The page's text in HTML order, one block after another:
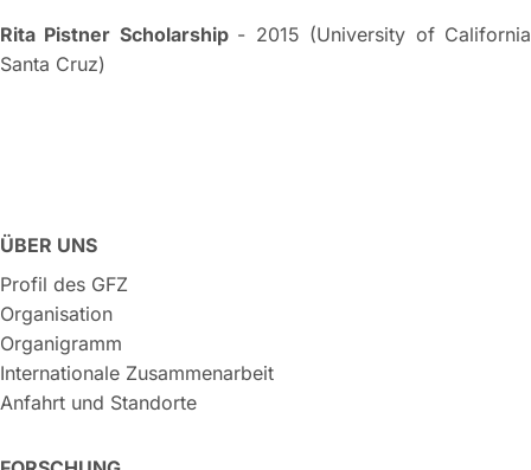
Rita Pistner Scholarship - 2015 (University of California
Santa Cruz)
ÜBER UNS
Profil des GFZ
Organisation
Organigramm
Internationale Zusammenarbeit
Anfahrt und Standorte